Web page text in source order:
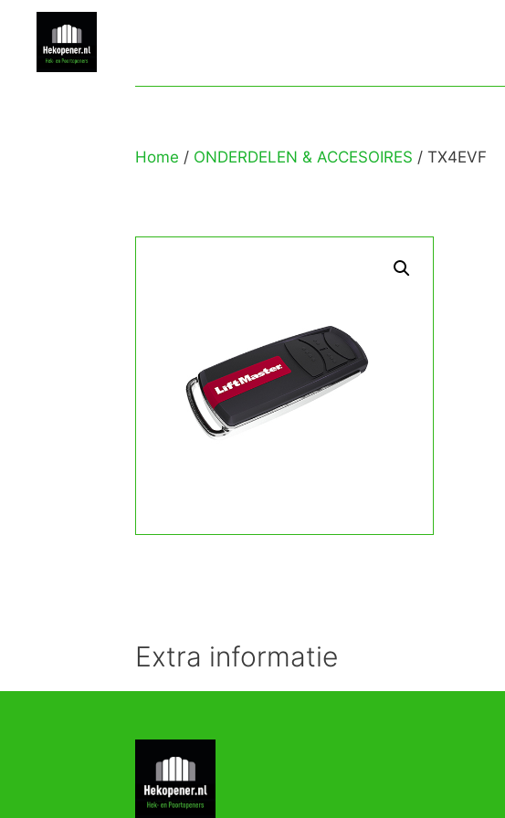
Home / ONDERDELEN & ACCESOIRES / TX4EVF
Extra informatie